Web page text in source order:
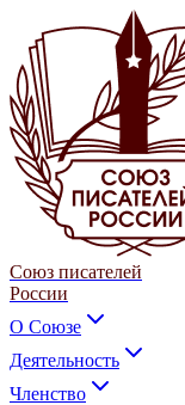
Союз писателей
России
О Союзе
Деятельность
Членство